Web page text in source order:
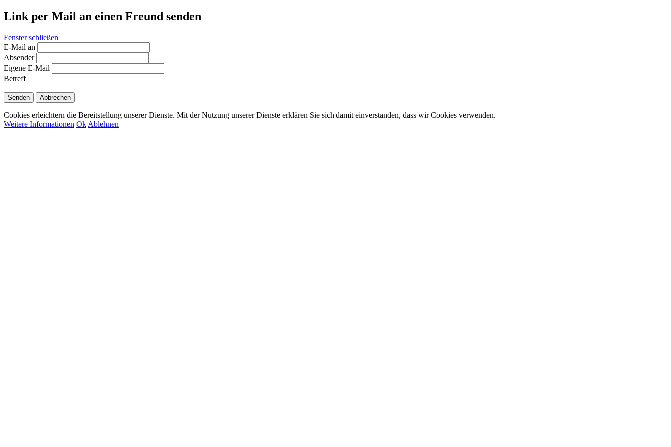
Link per Mail an einen Freund senden
Fenster schließen
E-Mail an
Absender
Eigene E-Mail
Betreff
Senden Abbrechen
Cookies erleichtern die Bereitstellung unserer Dienste. Mit der Nutzung unserer Dienste erklären Sie sich damit einverstanden, dass wir Cookies verwenden.
Weitere Informationen Ok Ablehnen